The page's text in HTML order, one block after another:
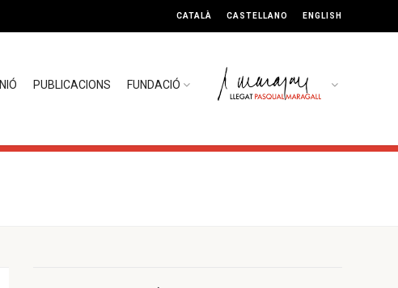
CATALÀ CASTELLANO ENGLISH
PUBLICACIONS FUNDACIÓ